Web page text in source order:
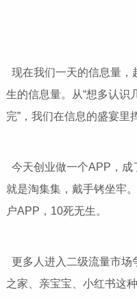
现在我们一天的信息量，
生的信息量。从“想多认识
完”，我们在信息的盛宴里
今天创业做一个APP，
就是淘集集，戴手铐坐牢
户APP，10死无生。
更多人进入二级流量市
之家、亲宝宝、小红书这